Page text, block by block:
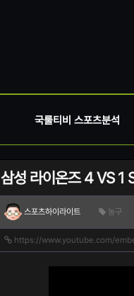
국룰티비 스포츠분석
삼성 라이온즈 4 VS 1
스포츠하이라이트 농구
https://www.youtube.com/